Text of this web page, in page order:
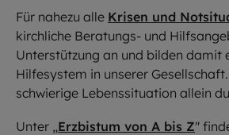
Für nahezu alle Krisen und
kirchliche Beratungs- und
Unterstützung an und bilden damit
Hilfesystem in unserer
schwierige Lebenssituation allein
Unter „Erzbistum von A bis Z"